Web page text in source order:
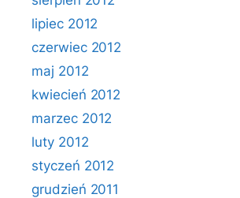
lipiec 2012
czerwiec 2012
maj 2012
kwiecień 2012
marzec 2012
luty 2012
styczeń 2012
grudzień 2011